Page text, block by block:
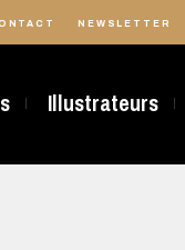
NEWSLETTER
Illustrateurs